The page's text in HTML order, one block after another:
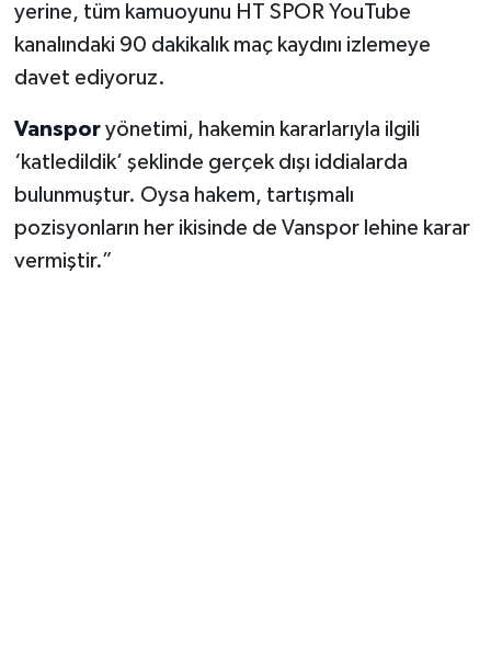
yerine, tüm kamuoyunu HT SPOR YouTube
kanalındaki 90 dakikalık maç kaydını izlemeye
davet ediyoruz.
Vansporyönetimi, hakemin kararlarıyla ilgili
‘katledildik’ şeklinde gerçek dışı iddialarda
bulunmuştur. Oysa hakem, tartışmalı
pozisyonların her ikisinde de Vanspor lehine karar
vermiştir.”